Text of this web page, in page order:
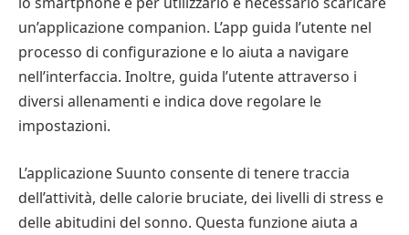
un’applicazione companion. L’app guida l’utente nel
processo di configurazione e lo aiuta a navigare
nell’interfaccia. Inoltre, guida l’utente attraverso i
diversi allenamenti e indica dove regolare le
impostazioni.
L’applicazione Suunto consente di tenere traccia
dell’attività, delle calorie bruciate, dei livelli di stress e
delle abitudini del sonno. Questa funzione aiuta a